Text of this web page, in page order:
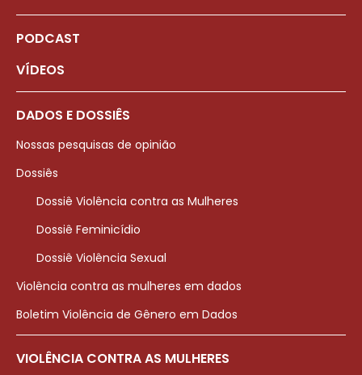
PODCAST
VÍDEOS
DADOS E DOSSIÊS
Nossas pesquisas de opinião
Dossiês
Dossiê Violência contra as Mulheres
Dossiê Feminicídio
Dossiê Violência Sexual
Violência contra as mulheres em dados
Boletim Violência de Gênero em Dados
VIOLÊNCIA CONTRA AS MULHERES